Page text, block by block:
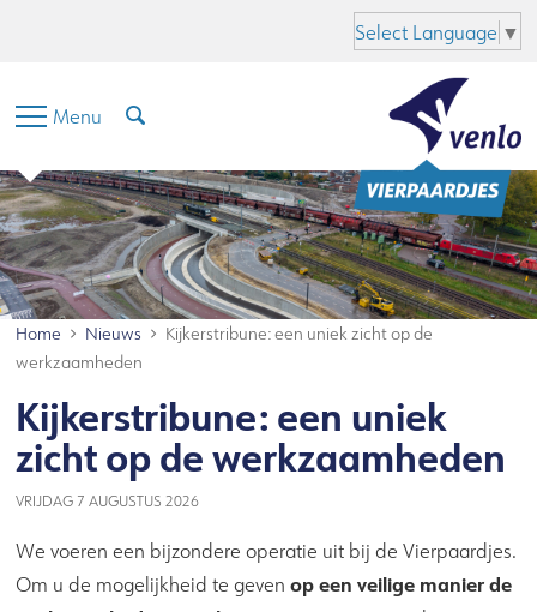
Select Language ▼
Menu
Home Nieuws
Kijkerstribune: een uniek zicht op de
werkzaamheden
Kijkerstribune: een uniek
zicht op de werkzaamheden
VRIJDAG 7 AUGUSTUS 2026
We voeren een bijzondere operatie uit bij de Vierpaardjes.
Om u de mogelijkheid te gevenop een veilige manier de